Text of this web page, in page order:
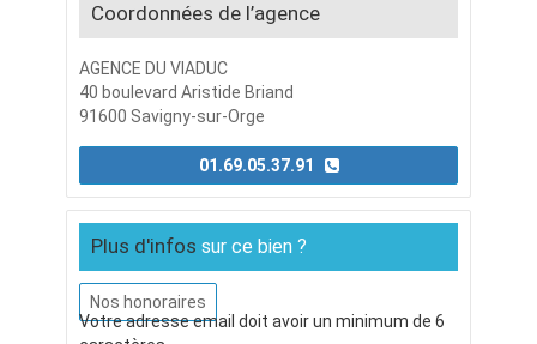
Coordonnées de l’agence
AGENCE DU VIADUC
40 boulevard Aristide Briand
91600 Savigny-sur-Orge
Plus d'infos sur ce bien ?
Nos honoraires
Votre adresse email doit avoir un minimum de 6